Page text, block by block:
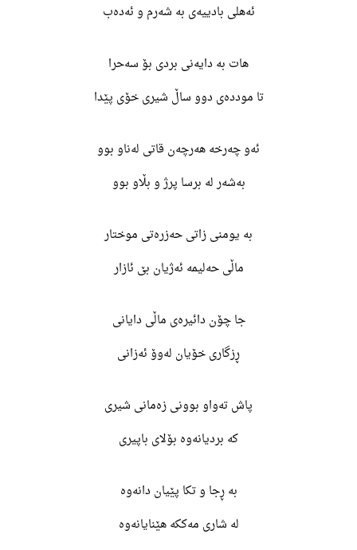
ئەھلی بادییەی بە شەرم و ئەدەب
ھات بە دایەنی بردی بۆ سەحرا
تا موددەی دوو ساڵ شیری خۆی پێدا
ئەو چەرخە ھەرچەن قاتی لەناو بوو
بەشەر لە برسا پرژ و بڵاو بوو
بە یومنی زاتی حەزرەتی موختار
ماڵی حەلیمە ئەژیان بێ ئازار
جا چۆن دائیرەی ماڵی دایانی
ڕزگاری خۆیان لەوۆ ئەزانی
پاش تەواو بوونی زەمانی شیری
کە بردیانەوە بۆلای باپیری
بە ڕجا و تکا پێیان دانەوە
لە شاری مەککە ھێنایانەوە